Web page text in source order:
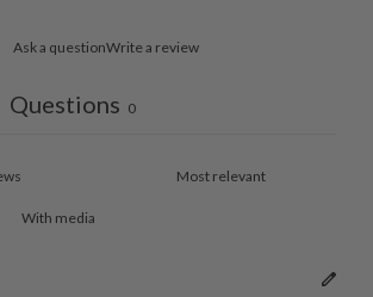
Ask a questionWrite a review
Questions 0
With media